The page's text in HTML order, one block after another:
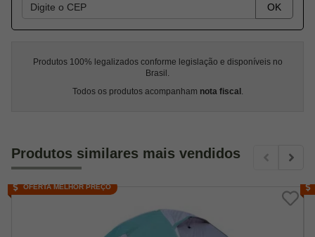
OK
Produtos 100% legalizados conforme legislação e disponíveis no
Brasil.
Todos os produtos acompanham nota fiscal .
Produtos similares mais vendidos
OFERTA MELHOR PREÇO